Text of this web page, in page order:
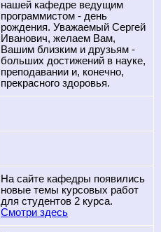
нашей кафедре ведущим
программистом - день
рождения. Уважаемый Сергей
Иванович, желаем Вам,
Вашим близким и друзьям -
больших достижений в науке,
преподавании и, конечно,
прекрасного здоровья.
На сайте кафедры появились
новые темы курсовых работ
для студентов 2 курса.
Смотри здесь